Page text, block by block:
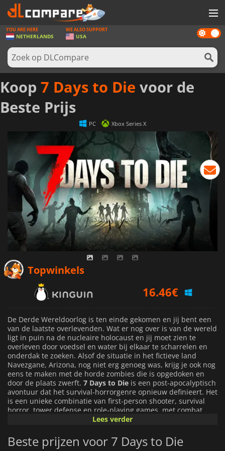
SPELLEN
GAME CARDS
SOFTWARE
REWARDS
NIEUWS
LOG IN OF REGISTREER
Dark
mode
YOU ARE HERE
NETHERLANDS
WE ALSO SUPPORT
USA
Koop 7 Days to Die voor de
Beste Prijs
PC Xbox Series X
Topwinkels
18.40€
16.63€
De Derde Wereldoorlog is ten einde gekomen en jij bent een
van de laatste overlevenden. Wat er nog over is van de wereld
ligt in puin na de nucleaire holocaust en jij moet zien te
overleven door voedsel en water bij elkaar te scharrelen en
onderdak te zoeken. Alsof de situatie in het fictieve land
Navezgane, Arizona, nog niet erg genoeg was, krijg je ook nog
eens te maken met de horde zombies die is opgedoken en
door de plaats zwerft. 7 Days to Die is een post-apocalyptisch
avontuur dat het survival-horrorgenre opnieuw definieert. Het
is een unieke combinatie van first-person shooter, survival
horror, tower defense en role-playing games, met combat,
crafting, looting, mining, exploration en character growth in
met andere spelers om een nederzetting te bouwen of je kunt
een eenzame wolf worden en ruïnes overnemen en je eigen
Lees verder
Beste prijzen voor 7 Days to Die